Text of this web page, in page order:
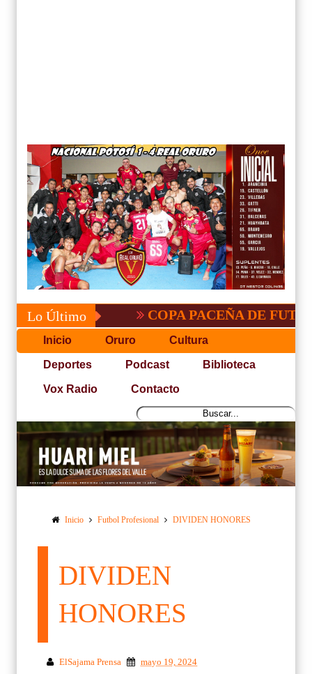
Lo Último COPA PACEÑA DE FUTBOL
Inicio Oruro Cultura
Deportes Podcast Biblioteca
Vox Radio Contacto
Inicio Futbol Profesional DIVIDEN HONORES
DIVIDEN
HONORES
ElSajama Prensa mayo 19, 2024